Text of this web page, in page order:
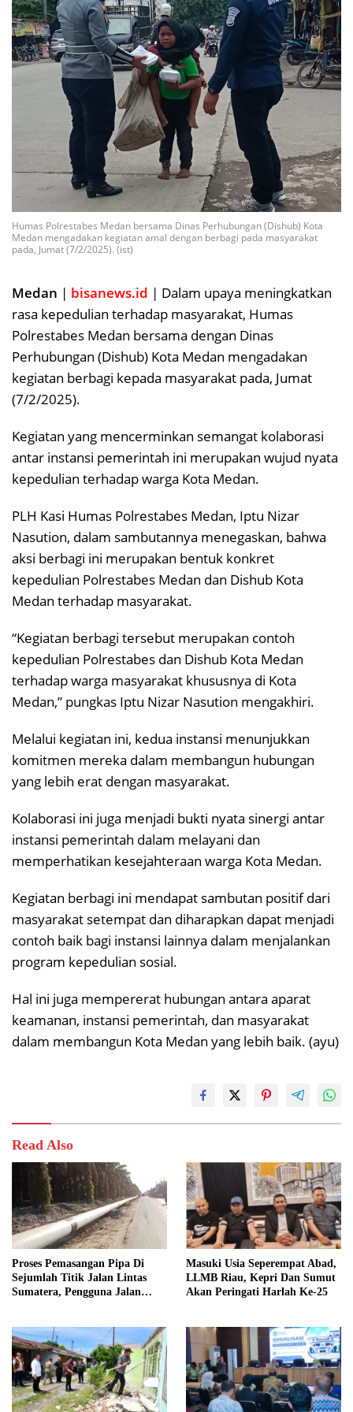
Humas Polrestabes Medan bersama Dinas Perhubungan (Dishub) Kota
Medan mengadakan kegiatan amal dengan berbagi pada masyarakat
pada, Jumat (7/2/2025). (ist)
Medan | bisanews.id | Dalam upaya meningkatkan
rasa kepedulian terhadap masyarakat, Humas
Polrestabes Medan bersama dengan Dinas
Perhubungan (Dishub) Kota Medan mengadakan
kegiatan berbagi kepada masyarakat pada, Jumat
(7/2/2025).
Kegiatan yang mencerminkan semangat kolaborasi
antar instansi pemerintah ini merupakan wujud nyata
kepedulian terhadap warga Kota Medan.
PLH Kasi Humas Polrestabes Medan, Iptu Nizar
Nasution, dalam sambutannya menegaskan, bahwa
aksi berbagi ini merupakan bentuk konkret
kepedulian Polrestabes Medan dan Dishub Kota
Medan terhadap masyarakat.
“Kegiatan berbagi tersebut merupakan contoh
kepedulian Polrestabes dan Dishub Kota Medan
terhadap warga masyarakat khususnya di Kota
Medan,” pungkas Iptu Nizar Nasution mengakhiri.
Melalui kegiatan ini, kedua instansi menunjukkan
komitmen mereka dalam membangun hubungan
yang lebih erat dengan masyarakat.
Kolaborasi ini juga menjadi bukti nyata sinergi antar
instansi pemerintah dalam melayani dan
memperhatikan kesejahteraan warga Kota Medan.
Kegiatan berbagi ini mendapat sambutan positif dari
masyarakat setempat dan diharapkan dapat menjadi
contoh baik bagi instansi lainnya dalam menjalankan
program kepedulian sosial.
Hal ini juga mempererat hubungan antara aparat
keamanan, instansi pemerintah, dan masyarakat
dalam membangun Kota Medan yang lebih baik. (ayu)
Read Also
Proses Pemasangan Pipa Di
Sejumlah Titik Jalan Lintas
Sumatera, Pengguna Jalan
Masuki Usia Seperempat Abad,
LLMB Riau, Kepri Dan Sumut
Akan Peringati Harlah Ke-25